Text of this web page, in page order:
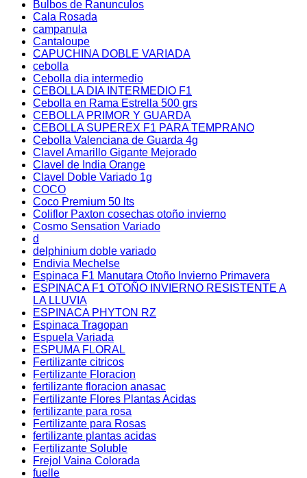
Bulbos de Ranunculos
Cala Rosada
campanula
Cantaloupe
CAPUCHINA DOBLE VARIADA
cebolla
Cebolla dia intermedio
CEBOLLA DIA INTERMEDIO F1
Cebolla en Rama Estrella 500 grs
CEBOLLA PRIMOR Y GUARDA
CEBOLLA SUPEREX F1 PARA TEMPRANO
Cebolla Valenciana de Guarda 4g
Clavel Amarillo Gigante Mejorado
Clavel de India Orange
Clavel Doble Variado 1g
COCO
Coco Premium 50 lts
Coliflor Paxton cosechas otoño invierno
Cosmo Sensation Variado
d
delphinium doble variado
Endivia Mechelse
Espinaca F1 Manutara Otoño Invierno Primavera
ESPINACA F1 OTOÑO INVIERNO RESISTENTE A
LA LLUVIA
ESPINACA PHYTON RZ
Espinaca Tragopan
Espuela Variada
ESPUMA FLORAL
Fertilizante citricos
Fertilizante Floracion
fertilizante floracion anasac
Fertilizante Flores Plantas Acidas
fertilizante para rosa
Fertilizante para Rosas
fertilizante plantas acidas
Fertilizante Soluble
Frejol Vaina Colorada
fuelle